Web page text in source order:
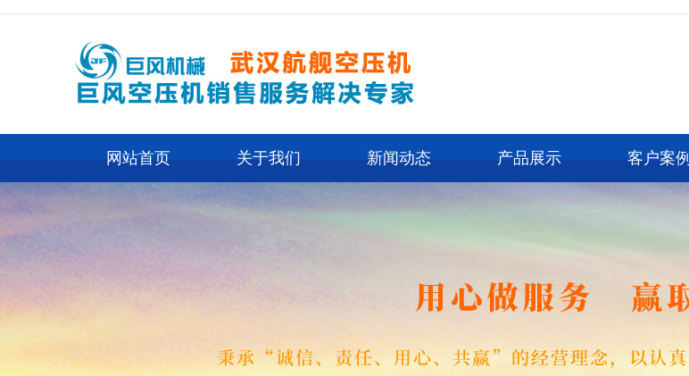
网站首页 关于我们 新闻动态 产品展示 客户案例